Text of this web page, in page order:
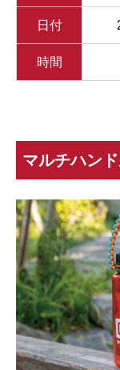
日付
時間
マルチハン